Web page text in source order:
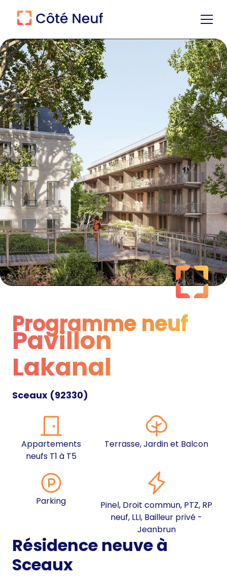
Programme neuf
Programme neuf
Pavillon
Lakanal
Sceaux (92330)
Appartements
neufs T1 à T5
Terrasse, Jardin et Balcon
Parking
Pinel, Droit commun, PTZ, RP
neuf, LLI, Bailleur privé -
Jeanbrun
Résidence neuve à
Sceaux